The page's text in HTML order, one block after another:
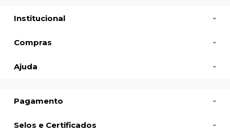
Institucional
Compras
Ajuda
Pagamento
Selos e Certificados